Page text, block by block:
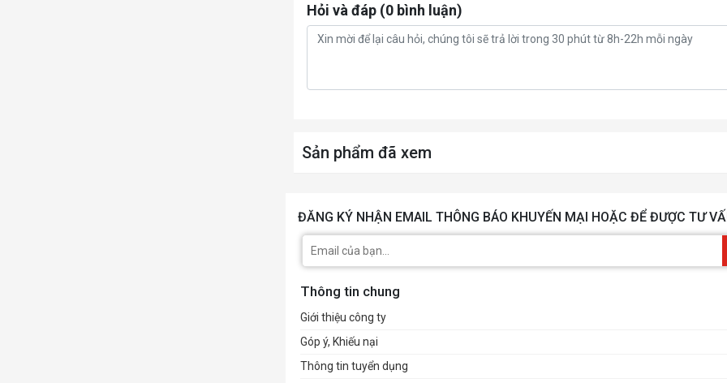
Hỏi và đáp (0 bình luận)
Sản phẩm đã xem
ĐĂNG KÝ NHẬN EMAIL THÔNG BÁO KHUYẾN MẠI HOẶC ĐỂ ĐƯỢC TƯ
Thông tin chung
Giới thiệu công ty
Góp ý, Khiếu nại
Thông tin tuyển dụng